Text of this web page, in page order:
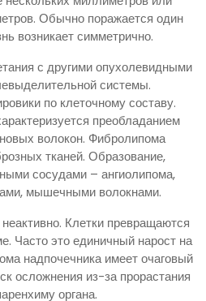
Обычно поражается один
возникает симметрично.
с другими опухолевидными
системы.
по клеточному составу.
преобладанием
волокон. Фибролипома
тканей. Образование,
сосудами – ангиолипома,
мышечными волокнами.
Клетки превращаются
Часто это единичный нарост на
надпочечника имеет очаговый
осложнения из-за прорастания
органа.